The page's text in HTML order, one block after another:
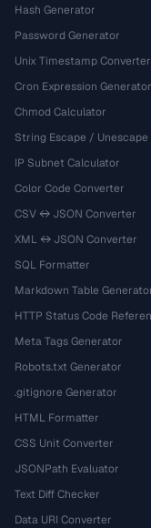
Hash Generator
Password Generator
Unix Timestamp Converter
Cron Expression Generator
Chmod Calculator
String Escape / Unescape
IP Subnet Calculator
Color Code Converter
CSV ↔ JSON Converter
XML ↔ JSON Converter
SQL Formatter
Markdown Table
HTTP Status Code
Meta Tags Generator
Robots.txt Generator
.gitignore Generator
HTML Formatter
CSS Unit Converter
JSONPath Evaluator
Text Diff Checker
Data URI Converter